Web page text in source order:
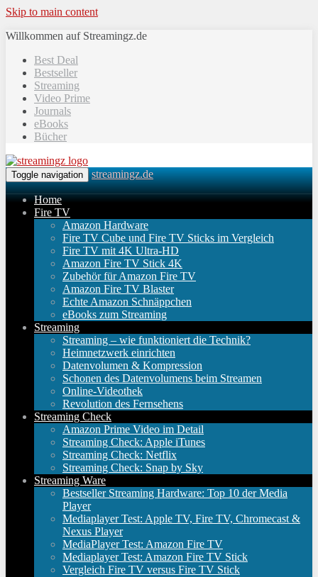
Skip to main content
Willkommen auf Streamingz.de
Best Deal
Bestseller
Streaming
Video Prime
Journals
eBooks
Bücher
Toggle navigation streamingz.de
Home
Fire TV
Amazon Hardware
Fire TV Cube und Fire TV Sticks im Vergleich
Fire TV mit 4K Ultra-HD
Amazon Fire TV Stick 4K
Zubehör für Amazon Fire TV
Amazon Fire TV Blaster
Echte Amazon Schnäppchen
eBooks zum Streaming
Streaming
Streaming – wie funktioniert die Technik?
Heimnetzwerk einrichten
Datenvolumen & Kompression
Schonen des Datenvolumens beim Streamen
Online-Videothek
Revolution des Fernsehens
Streaming Check
Amazon Prime Video im Detail
Streaming Check: Apple iTunes
Streaming Check: Netflix
Streaming Check: Snap by Sky
Streaming Ware
Bestseller Streaming Hardware: Top 10 der Media
Player
Mediaplayer Test: Apple TV, Fire TV, Chromecast &
Nexus Player
MediaPlayer Test: Amazon Fire TV
Mediaplayer Test: Amazon Fire TV Stick
Vergleich Fire TV versus Fire TV Stick